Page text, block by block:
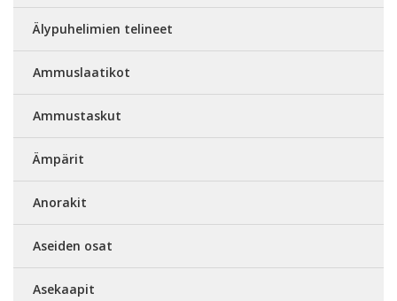
Älypuhelimien telineet
Ammuslaatikot
Ammustaskut
Ämpärit
Anorakit
Aseiden osat
Asekaapit